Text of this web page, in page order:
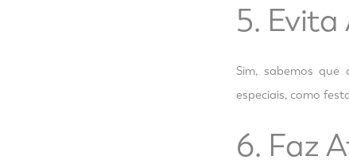
5.
Sim, sabemos que
especiais, como
6. Faz